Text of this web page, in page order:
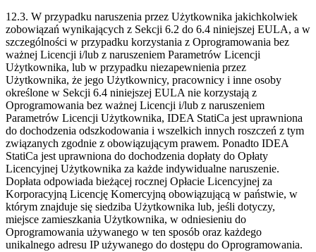
12.3. W przypadku naruszenia przez Użytkownika jakichkolwiek
zobowiązań wynikających z Sekcji 6.2 do 6.4 niniejszej EULA, a w
szczególności w przypadku korzystania z Oprogramowania bez
ważnej Licencji i/lub z naruszeniem Parametrów Licencji
Użytkownika, lub w przypadku niezapewnienia przez
Użytkownika, że jego Użytkownicy, pracownicy i inne osoby
określone w Sekcji 6.4 niniejszej EULA nie korzystają z
Oprogramowania bez ważnej Licencji i/lub z naruszeniem
Parametrów Licencji Użytkownika, IDEA StatiCa jest uprawniona
do dochodzenia odszkodowania i wszelkich innych roszczeń z tym
związanych zgodnie z obowiązującym prawem. Ponadto IDEA
StatiCa jest uprawniona do dochodzenia dopłaty do Opłaty
Licencyjnej Użytkownika za każde indywidualne naruszenie.
Dopłata odpowiada bieżącej rocznej Opłacie Licencyjnej za
Korporacyjną Licencję Komercyjną obowiązującą w państwie, w
którym znajduje się siedziba Użytkownika lub, jeśli dotyczy,
miejsce zamieszkania Użytkownika, w odniesieniu do
Oprogramowania używanego w ten sposób oraz każdego
unikalnego adresu IP używanego do dostępu do Oprogramowania.